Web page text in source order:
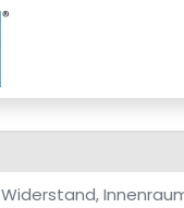
Widerstand,